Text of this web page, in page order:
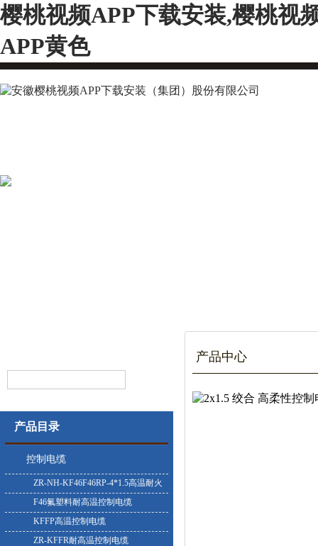
樱桃视频APP下载安装,樱桃视
APP黄色
产品目录
控制电缆
ZR-NH-KF46F46RP-4*1.5高温耐火
控制电缆
F46氟塑料耐高温控制电缆
KFFP高温控制电缆
ZR-KFFR耐高温控制电缆
产品中心